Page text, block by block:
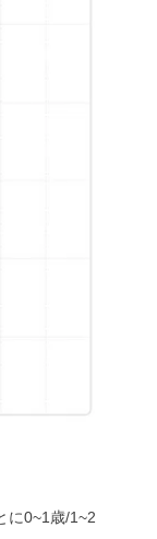
に0~1歳/1~2